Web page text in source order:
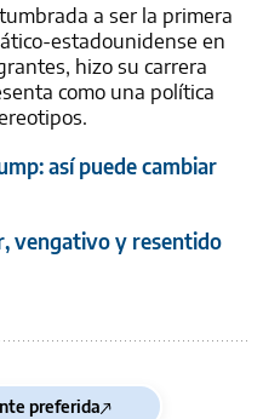
a ser la primera
estadounidense en
hizo su carrera
como una política
así puede cambiar
vengativo y resentido
preferida